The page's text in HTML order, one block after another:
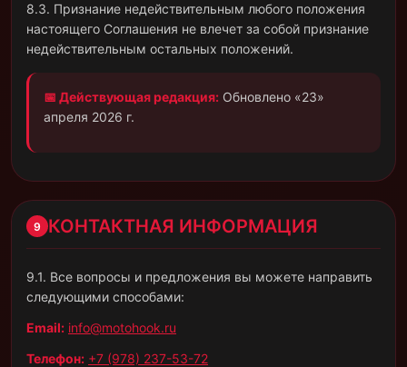
8.3. Признание недействительным любого положения
настоящего Соглашения не влечет за собой признание
недействительным остальных положений.
📅 Действующая редакция: Обновлено «23»
апреля 2026 г.
9 КОНТАКТНАЯ ИНФОРМАЦИЯ
9.1. Все вопросы и предложения вы можете направить
следующими способами:
Email: info@motohook.ru
Телефон: +7 (978) 237-53-72